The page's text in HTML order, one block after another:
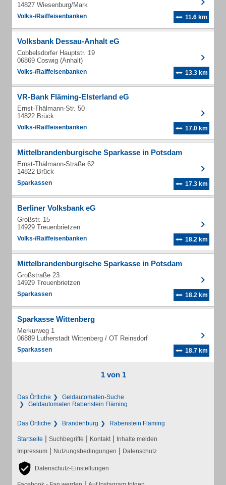
14827 Wiesenburg/Mark
Volks-/Raiffeisenbanken 11.6 km
Volksbank Dessau-Anhalt eG
Cobbelsdorfer Hauptstr. 19
06869 Coswig (Anhalt)
Volks-/Raiffeisenbanken 13.3 km
VR-Bank Fläming-Elsterland eG
Ernst-Thälmann-Str. 50
14822 Brück
Volks-/Raiffeisenbanken 17.0 km
Mittelbrandenburgische Sparkasse in Potsdam
Ernst-Thälmann-Straße 62
14822 Brück
Sparkassen 17.3 km
Berliner Volksbank eG
Großstr. 15
14929 Treuenbrietzen
Volks-/Raiffeisenbanken 18.2 km
Mittelbrandenburgische Sparkasse in Potsdam
Großstraße 23
14929 Treuenbrietzen
Sparkassen 18.2 km
Sparkasse Wittenberg
Merkurweg 1
06889 Lutherstadt Wittenberg / OT Reinsdorf
Sparkassen 18.7 km
1 von 1
Das Örtliche
Geldautomaten-Suche
Geldautomaten Rabenstein Fläming
Das Örtliche Brandenburg Rabenstein Fläming
Startseite | Suchbegriffe | Kontakt | Inhalte melden
Impressum | Nutzungsbedingungen | Datenschutz
Datenschutz-Einstellungen